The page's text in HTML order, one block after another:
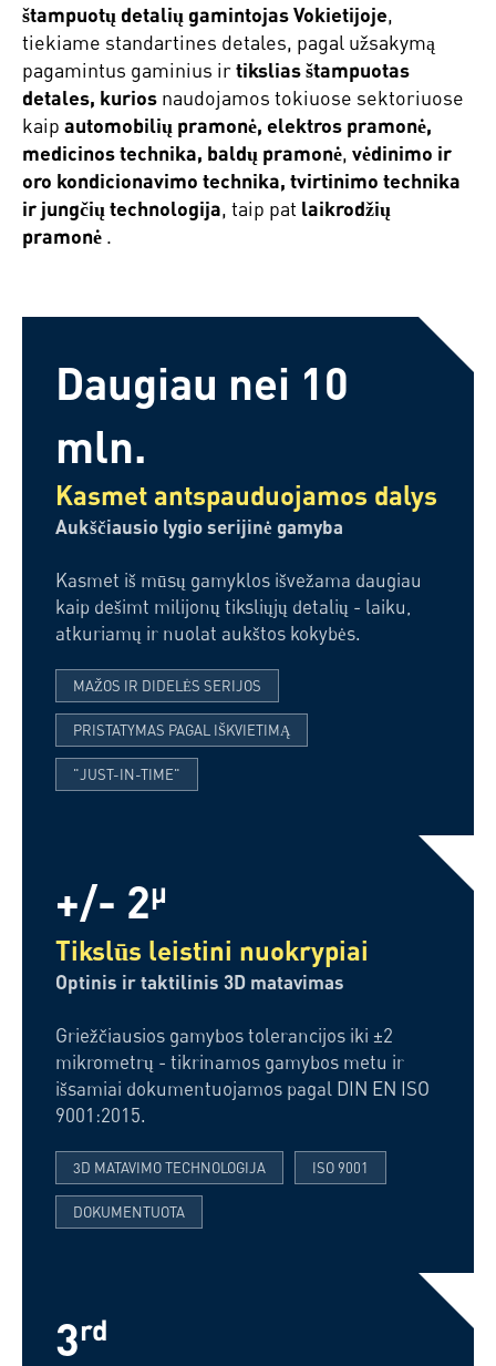
štampuotų detalių gamintojas Vokietijoje,
tiekiame standartines detales, pagal užsakymą
pagamintus gaminius irtikslias štampuotas
detales, kurios naudojamos tokiuose sektoriuose
kaip automobilių pramonė, elektros pramonė,
medicinos technika, baldų pramonė, vėdinimo ir
oro kondicionavimo technika, tvirtinimo technika
ir jungčių technologija, taip pat laikrodžių
pramonė .
Daugiau nei 10
mln.
Kasmet antspauduojamos dalys
Aukščiausio lygio serijinė gamyba
Kasmet iš mūsų gamyklos išvežama daugiau
kaip dešimt milijonų tiksliųjų detalių - laiku,
atkuriamų ir nuolat aukštos kokybės.
MAŽOS IR DIDELĖS SERIJOS
PRISTATYMAS PAGAL IŠKVIETIMĄ
"JUST-IN-TIME"
+/- 2µ
Tikslūs leistini nuokrypiai
Optinis ir taktilinis 3D matavimas
Griežčiausios gamybos tolerancijos iki ±2
mikrometrų - tikrinamos gamybos metu ir
išsamiai dokumentuojamos pagal DIN EN ISO
9001:2015.
3D MATAVIMO TECHNOLOGIJA ISO 9001
DOKUMENTUOTA
3rd